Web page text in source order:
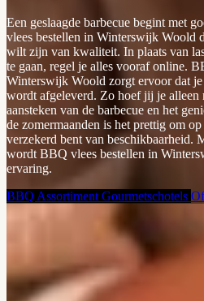
Een geslaagde barbecue begint met
vlees bestellen in Winterswijk Woold
wilt zijn van kwaliteit. In plaats van
te gaan, regel je alles vooraf online.
Winterswijk Woold zorgt ervoor dat je
wordt afgeleverd. Zo hoef jij je alleen
aansteken van de barbecue en het
de zomermaanden is het prettig om
verzekerd bent van beschikbaarheid.
wordt BBQ vlees bestellen in
ervaring.
BBQ Assortiment Gourmetschotels